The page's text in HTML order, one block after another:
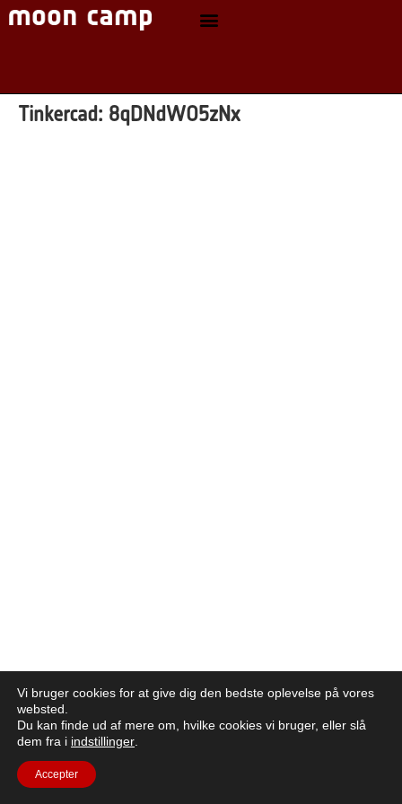
Tinkercad: 8qDNdWO5zNx
Vi bruger cookies for at give dig den bedste oplevelse på vores
websted.
Du kan finde ud af mere om, hvilke cookies vi bruger, eller slå
dem fra i indstillinger
Accepter